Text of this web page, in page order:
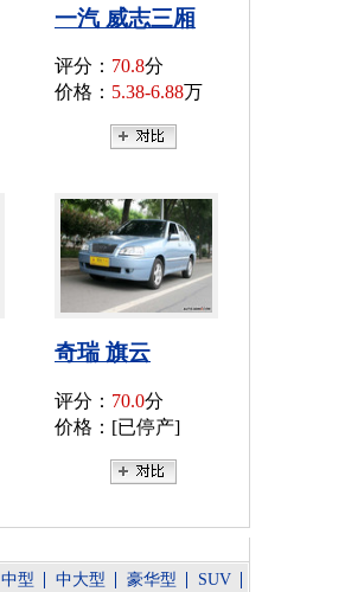
一汽 威志三厢
评分： 70.8分
价格： 5.38-6.88万
奇瑞 旗云
评分： 70.0分
价格：[已停产]
中型 中大型 豪华型 SUV